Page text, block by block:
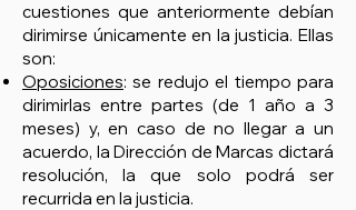
cuestiones que anteriormente debían
dirimirse únicamente en la justicia. Ellas
son:
Oposiciones: se redujo el tiempo para
dirimirlas entre partes (de 1 año a 3
meses) y, en caso de no llegar a un
acuerdo, la Dirección de Marcas dictará
resolución, la que solo podrá ser
recurrida en la justicia.